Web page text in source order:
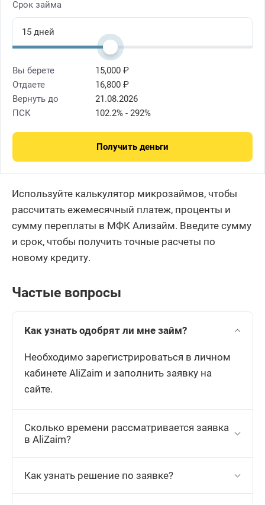
Срок займа
Вы берете
15,000 ₽
Отдаете
16,800 ₽
Вернуть до
21.08.2026
ПСК
102.2% - 292%
Получить деньги
Используйте калькулятор микрозаймов, чтобы
рассчитать ежемесячный платеж, проценты и
сумму переплаты в МФК Ализайм. Введите сумму
и срок, чтобы получить точные расчеты по
новому кредиту.
Частые вопросы
Как узнать одобрят ли мне займ?
Необходимо зарегистрироваться в личном
кабинете AliZaim и заполнить заявку на
сайте.
Сколько времени рассматривается заявка
в AliZaim?
Как узнать решение по заявке?